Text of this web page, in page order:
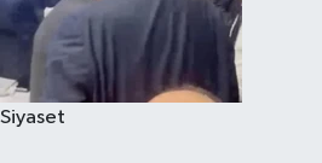
Siyaset